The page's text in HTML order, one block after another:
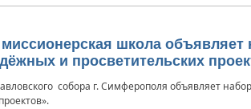
школа объявляет
и просветительских
собора г. Симферополя объявляет